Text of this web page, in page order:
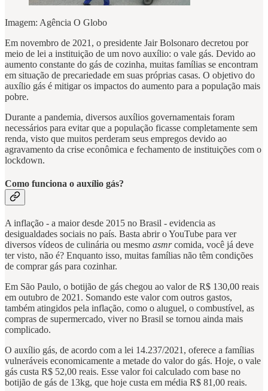
Imagem: Agência O Globo
Em novembro de 2021, o presidente Jair Bolsonaro decretou por
meio de lei a instituição de um novo auxílio: o vale gás. Devido ao
aumento constante do gás de cozinha, muitas famílias se encontram
em situação de precariedade em suas próprias casas. O objetivo do
auxílio gás é mitigar os impactos do aumento para a população mais
pobre.
Durante a pandemia, diversos auxílios governamentais foram
necessários para evitar que a população ficasse completamente sem
renda, visto que muitos perderam seus empregos devido ao
agravamento da crise econômica e fechamento de instituições com o
lockdown.
Como funciona o auxílio gás?
A inflação - a maior desde 2015 no Brasil - evidencia as
desigualdades sociais no país. Basta abrir o YouTube para ver
diversos vídeos de culinária ou mesmo asmrcomida, você já deve
ter visto, não é? Enquanto isso, muitas famílias não têm condições
de comprar gás para cozinhar.
Em São Paulo, o botijão de gás chegou ao valor de R$ 130,00 reais
em outubro de 2021. Somando este valor com outros gastos,
também atingidos pela inflação, como o aluguel, o combustível, as
compras de supermercado, viver no Brasil se tornou ainda mais
complicado.
O auxílio gás, de acordo com a lei 14.237/2021, oferece a famílias
vulneráveis economicamente a metade do valor do gás. Hoje, o vale
gás custa R$ 52,00 reais. Esse valor foi calculado com base no
botijão de gás de 13kg, que hoje custa em média R$ 81,00 reais.